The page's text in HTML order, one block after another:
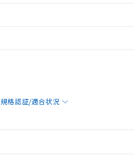
規格認証/適合状況